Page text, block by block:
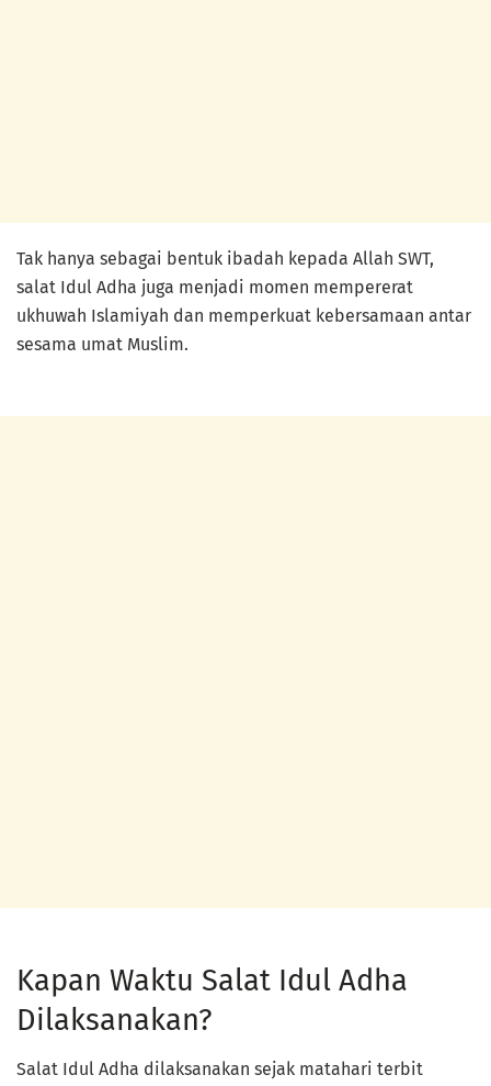
Tak hanya sebagai bentuk ibadah kepada Allah SWT,
salat Idul Adha juga menjadi momen mempererat
ukhuwah Islamiyah dan memperkuat kebersamaan antar
sesama umat Muslim.
Kapan Waktu Salat Idul Adha
Dilaksanakan?
Salat Idul Adha dilaksanakan sejak matahari terbit